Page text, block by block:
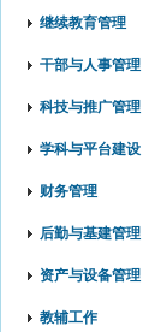
继续教育管理
干部与人事管理
科技与推广管理
学科与平台建设
财务管理
后勤与基建管理
资产与设备管理
教辅工作